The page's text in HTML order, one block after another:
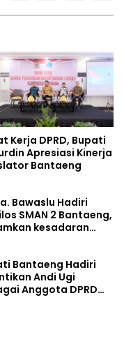
Kerja DPRD, Bupati
Apresiasi Kinerja
Bantaeng
Bawaslu Hadiri
SMAN 2 Bantaeng,
kesadaran
Bantaeng Hadiri
Andi Ugi
Anggota DPRD